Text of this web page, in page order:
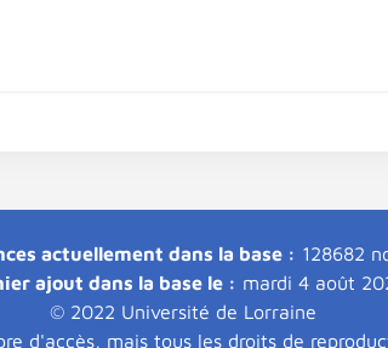
actuellement dans la base : 128682
ajout dans la base le : mardi 4 août
© 2022 Université de Lorraine
d'accès, mais tous les droits de